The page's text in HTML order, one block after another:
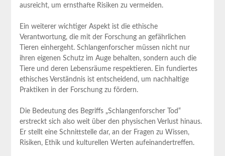
‍ausreicht, ​um‌ ernsthafte Risiken zu vermeiden.
Ein weiterer wichtiger Aspekt ​ist die ethische
Verantwortung, ⁢die mit der Forschung an⁣ gefährlichen
Tieren einhergeht. Schlangenforscher müssen nicht nur
ihren eigenen Schutz im Auge behalten, sondern‌ auch die
Tiere und deren Lebensräume respektieren. ⁤Ein fundiertes
ethisches ​Verständnis ist‌ entscheidend, ⁣um nachhaltige
Praktiken in der Forschung ‍zu ​fördern.
Die⁤ Bedeutung des‍ Begriffs „Schlangenforscher Tod“
erstreckt ‍sich also weit über den physischen Verlust hinaus.
Er stellt eine Schnittstelle dar, ‌an der⁤ Fragen zu Wissen,
Risiken, Ethik und⁣ kulturellen Werten aufeinandertreffen.